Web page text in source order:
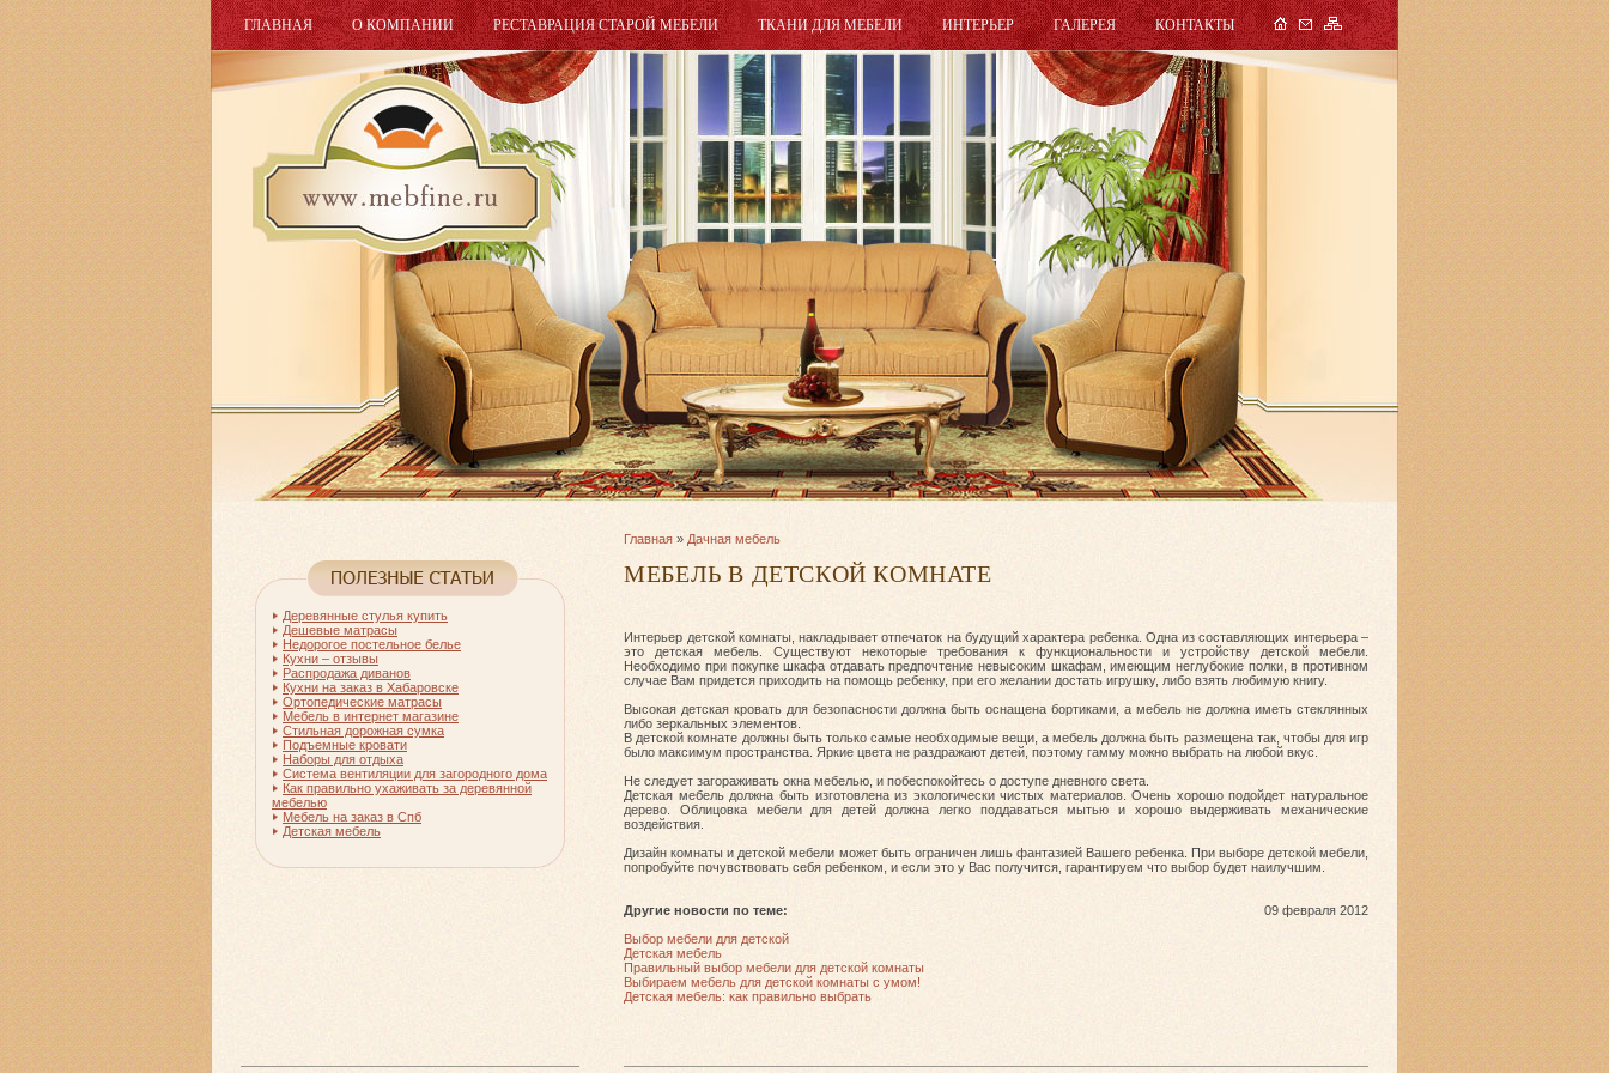
ГЛАВНАЯ О КОМПАНИИ РЕСТАВРАЦИЯ СТАРОЙ МЕБЕЛИ ТКАНИ ДЛЯ МЕБЕЛИ ИНТЕРЬЕР ГАЛЕРЕЯ КОНТАКТЫ
Главная » Дачная мебель
МЕБЕЛЬ В ДЕТСКОЙ КОМНАТЕ
Интерьер детской комнаты, накладывает отпечаток на будущий характера ребенка. Одна из составляющих интерьера –
это детская мебель. Существуют некоторые требования к функциональности и устройству детской мебели.
Необходимо при покупке шкафа отдавать предпочтение невысоким шкафам, имеющим неглубокие полки, в противном
случае Вам придется приходить на помощь ребенку, при его желании достать игрушку, либо взять любимую книгу.
Высокая детская кровать для безопасности должна быть оснащена бортиками, а мебель не должна иметь стеклянных
либо зеркальных элементов.
В детской комнате должны быть только самые необходимые вещи, а мебель должна быть размещена так, чтобы для игр
было максимум пространства. Яркие цвета не раздражают детей, поэтому гамму можно выбрать на любой вкус.
Не следует загораживать окна мебелью, и побеспокойтесь о доступе дневного света.
Детская мебель должна быть изготовлена из экологически чистых материалов. Очень хорошо подойдет натуральное
дерево. Облицовка мебели для детей должна легко поддаваться мытью и хорошо выдерживать механические
воздействия.
Дизайн комнаты и детской мебели может быть ограничен лишь фантазией Вашего ребенка. При выборе детской мебели,
попробуйте почувствовать себя ребенком, и если это у Вас получится, гарантируем что выбор будет наилучшим.
09 февраля 2012
Другие новости по теме:
Выбор мебели для детской
Детская мебель
Правильный выбор мебели для детской комнаты
Выбираем мебель для детской комнаты с умом!
Детская мебель: как правильно выбрать
Деревянные стулья купить
Дешевые матрасы
Недорогое постельное белье
Кухни – отзывы
Распродажа диванов
Кухни на заказ в Хабаровске
Ортопедические матрасы
Мебель в интернет магазине
Стильная дорожная сумка
Подъемные кровати
Наборы для отдыха
Система вентиляции для загородного дома
Как правильно ухаживать за деревянной
мебелью
Мебель на заказ в Спб
Детская мебель